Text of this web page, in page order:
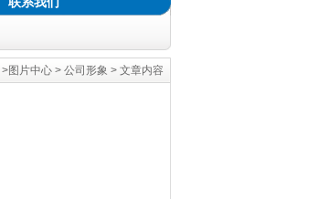
>图片中心 > 公司形象 > 文章内容